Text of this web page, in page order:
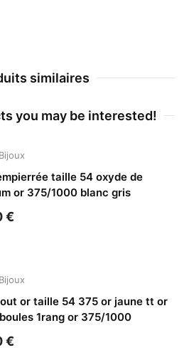
similaires
you may be interested!
Bijoux
taille 54 oxyde de
or 375/1000 blanc gris
€
Bijoux
or taille 54 375 or jaune tt or
1rang or 375/1000
€